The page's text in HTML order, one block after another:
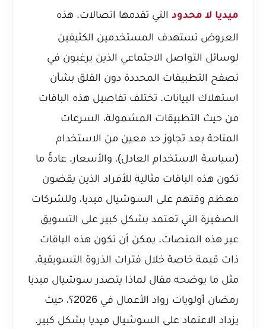
ميديا لا محدود التي تقدمها اتصالات. هذه
العروض تستهدف المستخدمين الكثيفين
لوسائل التواصل الاجتماعي الذين يرغبون في
تصفح التطبيقات المحددة دون القلق بشأن
استهلاك البيانات. تختلف تفاصيل هذه الباقات
من حيث التطبيقات المشمولة، السرعات
المتاحة بعد تجاوز حد معين من الاستخدام
(سياسة الاستخدام العادل)، والأسعار. عادةً ما
تكون هذه الباقات مثالية للأفراد الذين يقضون
معظم وقتهم على السوشيال ميديا، وللشركات
الصغيرة التي تعتمد بشكل كبير على التسويق
عبر هذه المنصات. يمكن أن تكون هذه الباقات
ذات قيمة خاصة خلال فترات الذروة التسويقية،
مثل ما يوضحه مقال لماذا يتصدر سوشيال ميديا
رمضان أولويات رواد الأعمال في 2026؟
، حيث
يزداد الاعتماد على السوشيال ميديا بشكل كبير.